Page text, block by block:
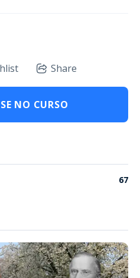
Share
NO CURSO
67